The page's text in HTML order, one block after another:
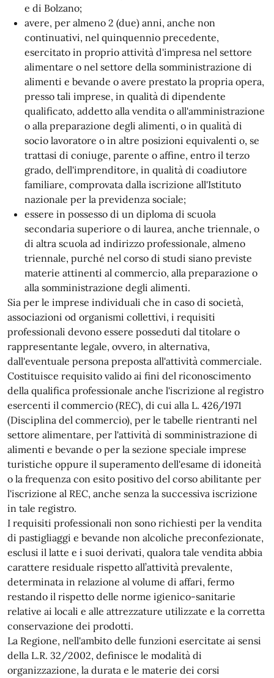
e di Bolzano;
avere, per almeno 2 (due) anni, anche non
continuativi, nel quinquennio precedente,
esercitato in proprio attività d'impresa nel settore
alimentare o nel settore della somministrazione di
alimenti e bevande o avere prestato la propria opera,
presso tali imprese, in qualità di dipendente
qualificato, addetto alla vendita o all'amministrazione
o alla preparazione degli alimenti, o in qualità di
socio lavoratore o in altre posizioni equivalenti o, se
trattasi di coniuge, parente o affine, entro il terzo
grado, dell'imprenditore, in qualità di coadiutore
familiare, comprovata dalla iscrizione all'Istituto
nazionale per la previdenza sociale;
essere in possesso di un diploma di scuola
secondaria superiore o di laurea, anche triennale, o
di altra scuola ad indirizzo professionale, almeno
triennale, purché nel corso di studi siano previste
materie attinenti al commercio, alla preparazione o
alla somministrazione degli alimenti.
Sia per le imprese individuali che in caso di società,
associazioni od organismi collettivi, i requisiti
professionali devono essere posseduti dal titolare o
rappresentante legale, ovvero, in alternativa,
dall'eventuale persona preposta all'attività commerciale.
Costituisce requisito valido ai fini del riconoscimento
della qualifica professionale anche l'iscrizione al registro
esercenti il commercio (REC), di cui alla L. 426/1971
(Disciplina del commercio), per le tabelle rientranti nel
settore alimentare, per l'attività di somministrazione di
alimenti e bevande o per la sezione speciale imprese
turistiche oppure il superamento dell'esame di idoneità
o la frequenza con esito positivo del corso abilitante per
l'iscrizione al REC, anche senza la successiva iscrizione
in tale registro.
I requisiti professionali non sono richiesti per la vendita
di pastigliaggi e bevande non alcoliche preconfezionate,
esclusi il latte e i suoi derivati, qualora tale vendita abbia
carattere residuale rispetto all’attività prevalente,
determinata in relazione al volume di affari, fermo
restando il rispetto delle norme igienico-sanitarie
relative ai locali e alle attrezzature utilizzate e la corretta
conservazione dei prodotti.
La Regione, nell'ambito delle funzioni esercitate ai sensi
della L.R. 32/2002, definisce le modalità di
organizzazione, la durata e le materie dei corsi